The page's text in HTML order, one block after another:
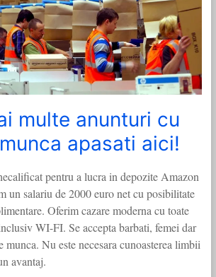
multe anunturi cu
apasati aici!
pentru a lucra in depozite Amazon
un salariu de 2000 euro net cu posibilitate
Oferim cazare moderna cu toate
WI-FI. Se accepta barbati, femei dar
Nu este necesara cunoasterea limbii
avantaj.